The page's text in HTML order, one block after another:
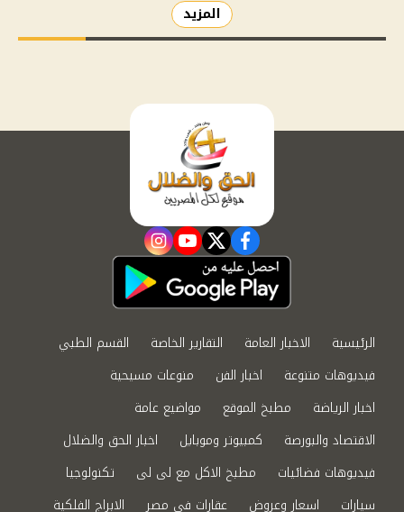
المزيد
facebook
twitter
youtube
instagram
الرئيسية الاخبار العامة التقارير الخاصة
القسم الطبي
فيديوهات متنوعة
اخبار الفن
منوعات مسيحية
اخبار الرياضة
مطبخ الموقع
مواضيع عامة
الاقتصاد والبورصة
كمبيوتر وموبايل
اخبار الحق والضلال
فيديوهات فضائيات
مطبخ الاكل مع لى لى
تكنولوجيا
سيارات
اسعار وعروض عقارات في مصر الابراج الفلكية